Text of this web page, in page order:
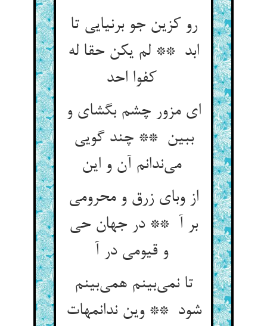
رو کزین جو برنیایی تا
ابد ** لم یکن حقا له
ای مزور چشم بگشای و
ببین ** چند گویی
می‌ندانم آن و این
از وبای زرق و محرومی
بر آ ** در جهان حی
و قیومی در آ
تا نمی‌بینم همی‌بینم
شود ** وین ندانمهات